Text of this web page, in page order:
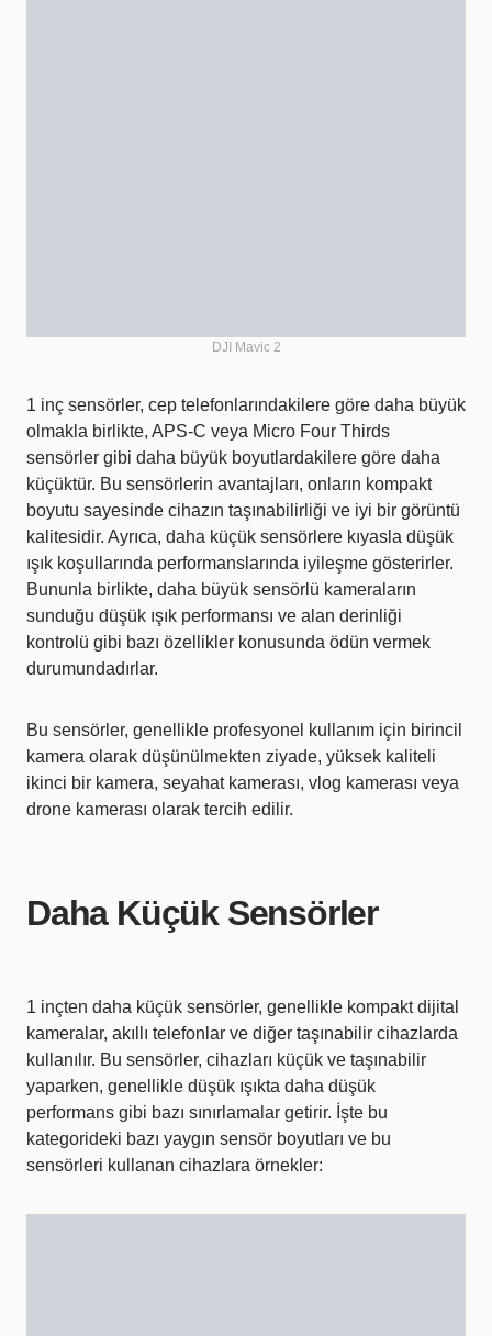
DJI Mavic 2
1 inç sensörler, cep telefonlarındakilere göre daha büyük
olmakla birlikte, APS-C veya Micro Four Thirds
sensörler gibi daha büyük boyutlardakilere göre daha
küçüktür. Bu sensörlerin avantajları, onların kompakt
boyutu sayesinde cihazın taşınabilirliği ve iyi bir görüntü
kalitesidir. Ayrıca, daha küçük sensörlere kıyasla düşük
ışık koşullarında performanslarında iyileşme gösterirler.
Bununla birlikte, daha büyük sensörlü kameraların
sunduğu düşük ışık performansı ve alan derinliği
kontrolü gibi bazı özellikler konusunda ödün vermek
durumundadırlar.
Bu sensörler, genellikle profesyonel kullanım için birincil
kamera olarak düşünülmekten ziyade, yüksek kaliteli
ikinci bir kamera, seyahat kamerası, vlog kamerası veya
drone kamerası olarak tercih edilir.
Daha Küçük Sensörler
1 inçten daha küçük sensörler, genellikle kompakt dijital
kameralar, akıllı telefonlar ve diğer taşınabilir cihazlarda
kullanılır. Bu sensörler, cihazları küçük ve taşınabilir
yaparken, genellikle düşük ışıkta daha düşük
performans gibi bazı sınırlamalar getirir. İşte bu
kategorideki bazı yaygın sensör boyutları ve bu
sensörleri kullanan cihazlara örnekler: